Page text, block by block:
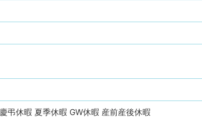
慶弔休暇 夏季休暇 GW休暇 産前産後休暇